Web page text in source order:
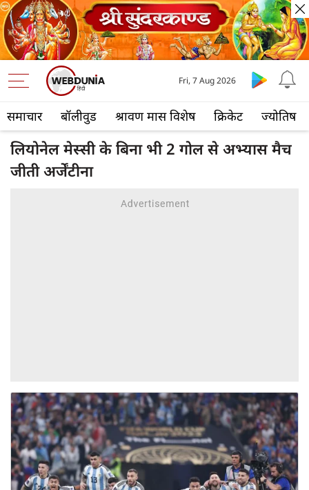
समाचार बॉलीवुड श्रावण मास विशेष क्रिकेट ज्योतिष
Fri, 7 Aug 2026
लियोनेल मेस्सी के बिना भी 2 गोल से अभ्यास मैच
जीती अर्जेंटीना